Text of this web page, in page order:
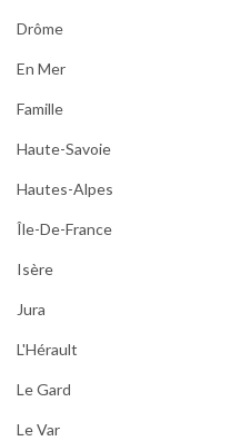
Drôme
En Mer
Famille
Haute-Savoie
Hautes-Alpes
Île-De-France
Isère
Jura
L'Hérault
Le Gard
Le Var